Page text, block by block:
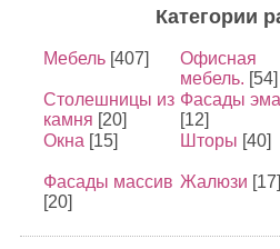
Категории
Мебель [407]
Офисная
мебель. [54]
Столешницы из
камня [20]
Фасады
[12]
Окна [15] Шторы [40]
Фасады массив
[20]
Жалюзи [17]